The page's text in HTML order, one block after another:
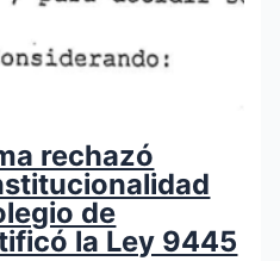
rechazó
de
la Ley 9445